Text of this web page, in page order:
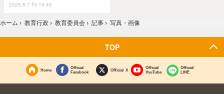
2026.8.7 Fri 19:45
ホーム › 教育行政 › 教育委員会 › 記事 › 写真・画像
TOP
Home
Official
Facebook
Official X
Official
YouTube
Official
LINE